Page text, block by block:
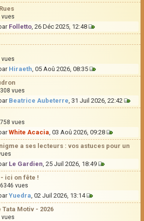
vues
Folletto, 26 Déc 2025, 12:48
vues
Hiraeth, 05 Aoû 2026, 08:35
vues
Beatrice Aubeterre, 31 Juil 2026, 22:42
vues
White Acacia, 03 Aoû 2026, 09:28
a ses lecteurs : vos astuces pour un
Le Gardien, 25 Juil 2026, 18:49
ici on fête !
vues
Yuedra, 02 Juil 2026, 13:14
Motiv - 2026
vues